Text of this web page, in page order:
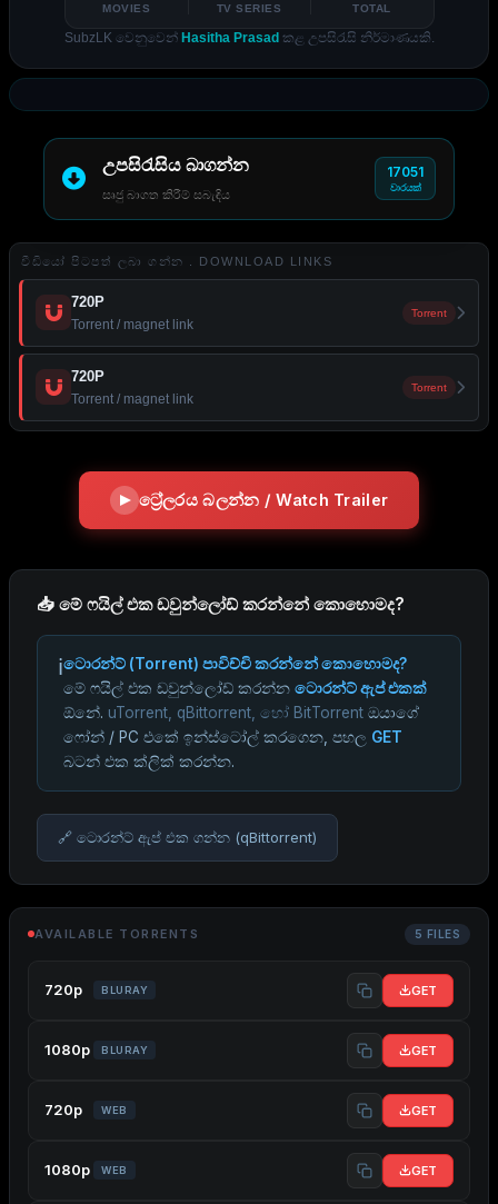
MOVIES TV SERIES TOTAL
SubzLK වෙනුවෙන් Hasitha Prasad කළ උපසිරැසි නිර්මාණයකි.
උපසිරැසිය බාගන්න
සෘජු බාගත කිරීම් සබැඳිය
17051
වාරයක්
වීඩියෝ පිටපත් ලබා ගන්න . DOWNLOAD LINKS
720P
Torrent / magnet link
Torrent
720P
Torrent / magnet link
Torrent
ට්‍රේලරය බලන්න / Watch Trailer
📥 මේ ෆයිල් එක ඩවුන්ලෝඩ් කරන්නේ කොහොමද?
ℹ️ටොරන්ට් (Torrent) පාවිච්චි කරන්නේ කොහොමද?
මේ ෆයිල් එක ඩවුන්ලෝඩ් කරන්න ටොරන්ට් ඇප් එකක්
ඕනේ. uTorrent, qBittorrent, හෝ BitTorrentඔයාගේ
ෆෝන් / PC එකේ ඉන්ස්ටෝල් කරගෙන, පහල GET
බටන් එක ක්ලික් කරන්න.
🔗 ටොරන්ට් ඇප් එක ගන්න (qBittorrent)
AVAILABLE TORRENTS 5 FILES
720p BLURAY GET
1080p BLURAY GET
720p WEB GET
1080p WEB GET